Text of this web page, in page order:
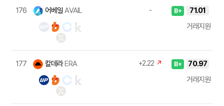
176 어베일AVAIL - B+
71.01
거래지원
177 칼데라ERA +2.22 ↗ B+
70.97
거래지원